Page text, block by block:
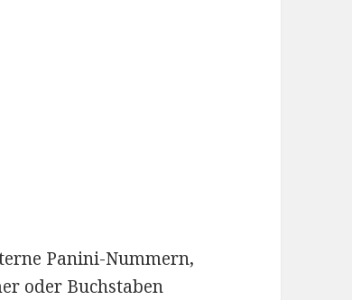
Panini-Nummern,
oder Buchstaben